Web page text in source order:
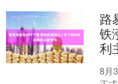
路
铁
利
8月